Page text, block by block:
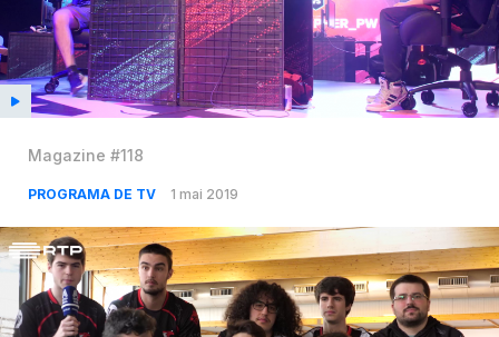
Magazine #118
PROGRAMA DE TV 1 mai 2019